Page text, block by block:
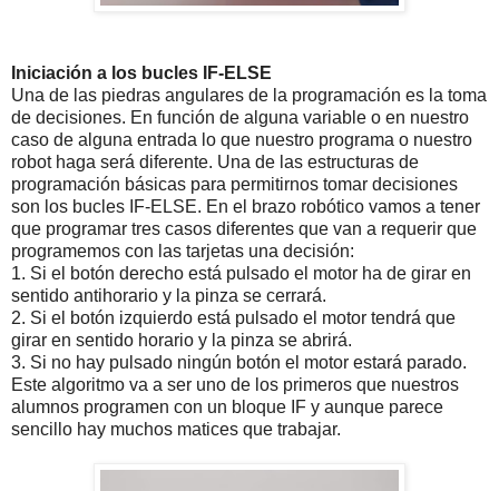
Iniciación a los bucles IF-ELSE
Una de las piedras angulares de la programación es la toma
de decisiones. En función de alguna variable o en nuestro
caso de alguna entrada lo que nuestro programa o nuestro
robot haga será diferente. Una de las estructuras de
programación básicas para permitirnos tomar decisiones
son los bucles IF-ELSE. En el brazo robótico vamos a tener
que programar tres casos diferentes que van a requerir que
programemos con las tarjetas una decisión:
1. Si el botón derecho está pulsado el motor ha de girar en
sentido antihorario y la pinza se cerrará.
2. Si el botón izquierdo está pulsado el motor tendrá que
girar en sentido horario y la pinza se abrirá.
3. Si no hay pulsado ningún botón el motor estará parado.
Este algoritmo va a ser uno de los primeros que nuestros
alumnos programen con un bloque IF y aunque parece
sencillo hay muchos matices que trabajar.